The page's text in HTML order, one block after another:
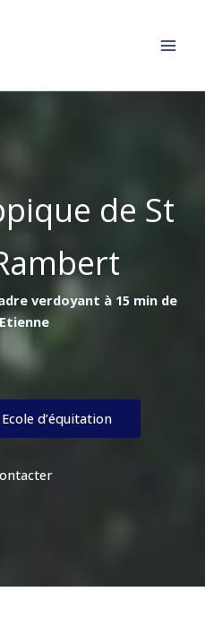
de St
verdoyant à 15 min de
d’équitation